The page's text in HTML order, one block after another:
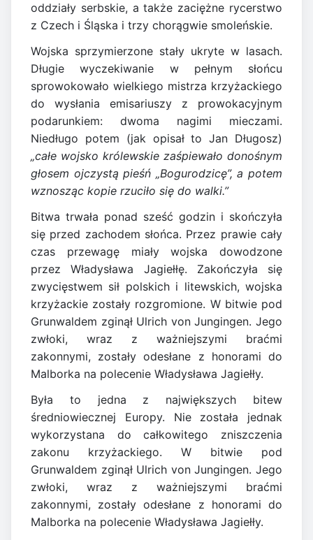
oddziały serbskie, a także zaciężne rycerstwo
z Czech i Śląska i trzy chorągwie smoleńskie.
Wojska sprzymierzone stały ukryte w lasach.
Długie wyczekiwanie w pełnym słońcu
sprowokowało wielkiego mistrza krzyżackiego
do wysłania emisariuszy z prowokacyjnym
podarunkiem: dwoma nagimi mieczami.
Niedługo potem (jak opisał to Jan Długosz)
„całe wojsko królewskie zaśpiewało donośnym
głosem ojczystą pieśń „Bogurodzicę”, a potem
wznosząc kopie rzuciło się do walki.”
Bitwa trwała ponad sześć godzin i skończyła
się przed zachodem słońca. Przez prawie cały
czas przewagę miały wojska dowodzone
przez Władysława Jagiełłę. Zakończyła się
zwycięstwem sił polskich i litewskich, wojska
krzyżackie zostały rozgromione. W bitwie pod
Grunwaldem zginął Ulrich von Jungingen. Jego
zwłoki, wraz z ważniejszymi braćmi
zakonnymi, zostały odesłane z honorami do
Malborka na polecenie Władysława Jagiełły.
Była to jedna z największych bitew
średniowiecznej Europy. Nie została jednak
wykorzystana do całkowitego zniszczenia
zakonu krzyżackiego. W bitwie pod
Grunwaldem zginął Ulrich von Jungingen. Jego
zwłoki, wraz z ważniejszymi braćmi
zakonnymi, zostały odesłane z honorami do
Malborka na polecenie Władysława Jagiełły.